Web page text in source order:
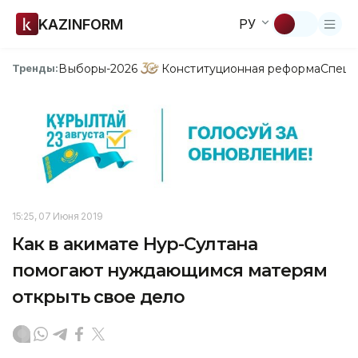
KAZINFORM РУ
Тренды:Выборы-2026 Конституционная реформа
15:25, 07 Июня 2019
Как в акимате Нур-Султана
помогают нуждающимся матерям
открыть свое дело